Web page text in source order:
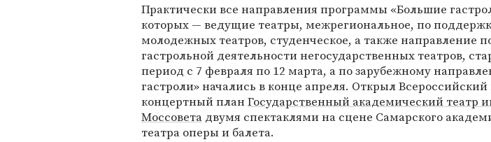
Практически все направления программы «Большие
которых — ведущие театры, межрегиональное, по
молодежных театров, студенческое, а также направление
гастрольной деятельности негосударственных театров,
период с 7 февраля по 12 марта, а по зарубежному
гастроли» начались в конце апреля. Открыл Всероссийский
концертный планГосударственный академический театр
Моссовета двумя спектаклями на сцене Самарского
театра оперы и балета.